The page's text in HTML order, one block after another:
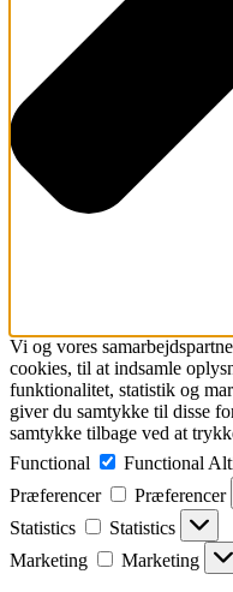
Vi og vores
cookies, til at indsamle
funktionalitet, statistik og
giver du samtykke til disse
samtykke tilbage ved at
Functional
Functional
Præferencer
Præferencer
Statistics
Statistics
Marketing
Marketing